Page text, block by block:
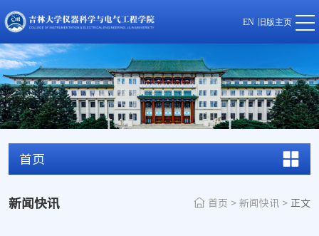
EN 旧版主页
首页
新闻快讯 首页 > 新闻快讯 > 正文